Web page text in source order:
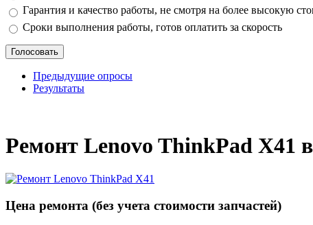
Гарантия и качество работы, не смотря на более высокую
Сроки выполнения работы, готов оплатить за скорость
Предыдущие опросы
Результаты
Ремонт Lenovo ThinkPad X41
Цена ремонта (без учета стоимости запчастей)